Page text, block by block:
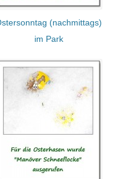
(nachmittags)
im Park